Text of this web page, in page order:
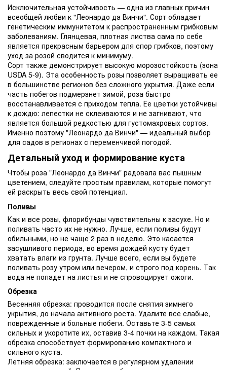
Исключительная устойчивость — одна из главных причин
всеобщей любви к "Леонардо да Винчи". Сорт обладает
генетическим иммунитетом к распространенным грибковым
заболеваниям. Глянцевая, плотная листва сама по себе
является прекрасным барьером для спор грибков, поэтому
уход за розой сводится к минимуму.
Сорт также демонстрирует высокую морозостойкость (зона
USDA 5-9). Эта особенность розы позволяет выращивать ее
в большинстве регионов без сложного укрытия. Даже если
часть побегов подмерзнет зимой, роза быстро
восстанавливается с приходом тепла. Ее цветки устойчивы
к дождю: лепестки не склеиваются и не загнивают, что
является большой редкостью для густомахровых сортов.
Именно поэтому "Леонардо да Винчи" — идеальный выбор
для садов в регионах с переменчивой погодой.
Детальный уход и формирование куста
Чтобы роза "Леонардо да Винчи" радовала вас пышным
цветением, следуйте простым правилам, которые помогут
ей раскрыть весь свой потенциал.
Поливы
Как и все розы, флорибунды чувствительны к засухе. Но и
поливать часто их не нужно. Лучше, если поливы будут
обильными, но не чаще 2 раз в неделю. Это касается
засушливого периода, во время дождей кусту будет
хватать влаги из грунта. Лучше всего, если вы будете
поливать розу утром или вечером, и строго под корень. Так
вода не попадет на листья и не спровоцирует ожоги.
Обрезка
Весенняя обрезка: проводится после снятия зимнего
укрытия, до начала активного роста. Удалите все слабые,
поврежденные и больные побеги. Оставьте 3-5 самых
сильных и укоротите их, оставив 3-4 почки на каждом. Такая
обрезка способствует формированию компактного и
сильного куста.
Летняя обрезка: заключается в регулярном удалении